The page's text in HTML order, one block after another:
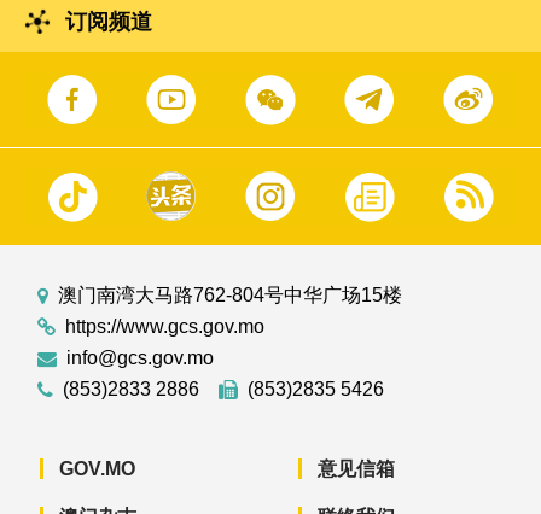
订阅频道
澳门南湾大马路762-804号中华广场15楼
https://www.gcs.gov.mo
info@gcs.gov.mo
(853)2833 2886
(853)2835 5426
GOV.MO 意见信箱